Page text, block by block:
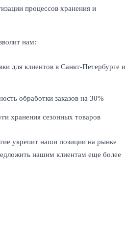
процессов хранения и
нам:
для клиентов в Санкт-Петербурге и
обработки заказов на 30%
хранения сезонных товаров
укрепит наши позиции на рынке
нашим клиентам еще более